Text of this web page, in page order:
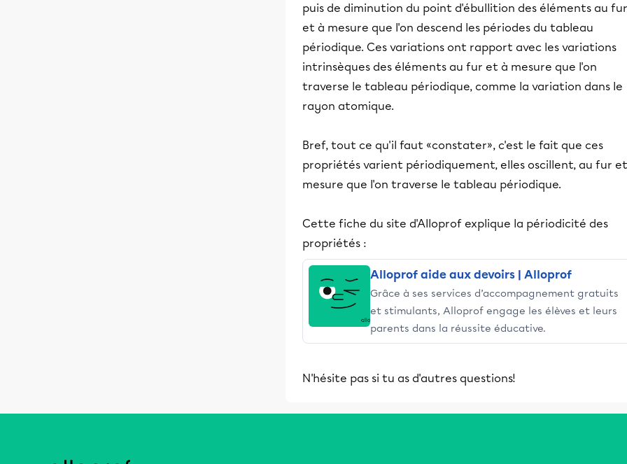
puis de diminution du point d'ébullition des éléments au fur
et à mesure que l'on descend les périodes du tableau
périodique. Ces variations ont rapport avec les variations
intrinsèques des éléments au fur et à mesure que l'on
traverse le tableau périodique, comme la variation dans le
rayon atomique.
Bref, tout ce qu'il faut «constater», c'est le fait que ces
propriétés varient périodiquement, elles oscillent, au fur
mesure que l'on traverse le tableau périodique.
Cette fiche du site d'Alloprof explique la périodicité des
propriétés :
Alloprof aide aux devoirs | Alloprof
Grâce à ses services d’accompagnement gratuits
et stimulants, Alloprof engage les élèves et leurs
parents dans la réussite éducative.
N'hésite pas si tu as d'autres questions!